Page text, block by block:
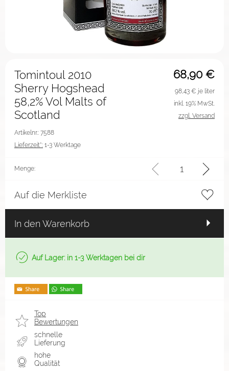
68,90 €
Tomintoul 2010
Sherry Hogshead
58,2% Vol Malts of
Scotland
Artikelnr.: 7588
Lieferzeit*: 1-3 Werktage
98,43 € je liter
inkl. 19% MwSt.
zzgl. Versand
Menge:
Auf die Merkliste
In den Warenkorb
Auf Lager: in 1-3 Werktagen bei dir
Top
Bewertungen
schnelle
Lieferung
hohe
Qualität